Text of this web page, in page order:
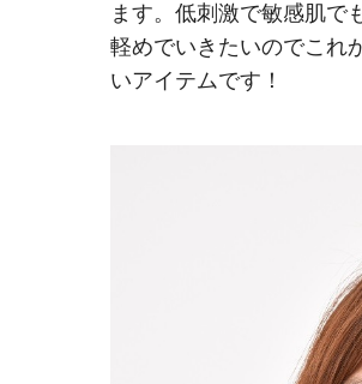
ます。低刺激で敏感肌で
軽めでいきたいのでこれ
いアイテムです！